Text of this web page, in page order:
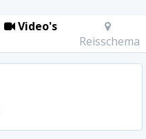
Video's
Reisschema